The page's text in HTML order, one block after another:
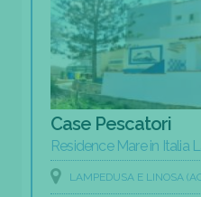
Case Pescatori
Residence Mare in Italia
LAMPEDUSA E LINOSA